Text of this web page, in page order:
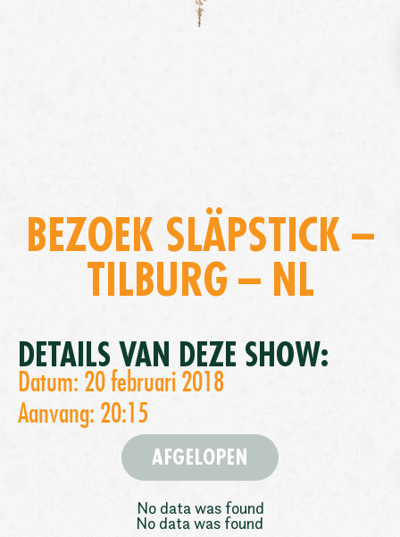
BEZOEK SLÄPSTICK –
TILBURG – NL
DETAILS VAN DEZE SHOW:
Datum: 20 februari 2018
Aanvang: 20:15
AFGELOPEN
No data was found
No data was found